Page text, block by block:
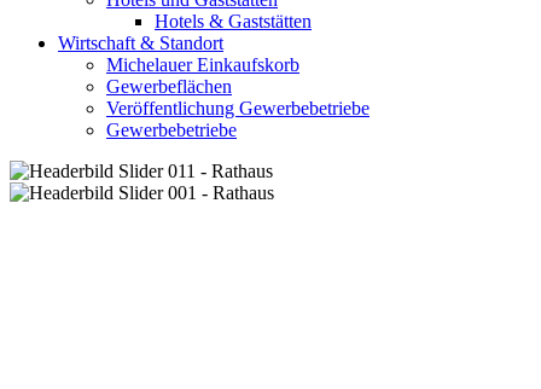
Hotels & Gaststätten
Wirtschaft & Standort
Michelauer Einkaufskorb
Gewerbeflächen
Veröffentlichung Gewerbebetriebe
Gewerbebetriebe